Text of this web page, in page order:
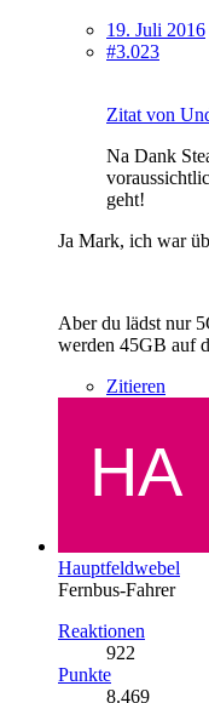
19. Juli 2016
#3.023
Zitat von
Na Dank
geht!
Ja Mark, ich war
Aber du lädst nur
werden 45GB auf
Zitieren
Hauptfeldwebel
Fernbus-Fahrer
Reaktionen
922
Punkte
8.469